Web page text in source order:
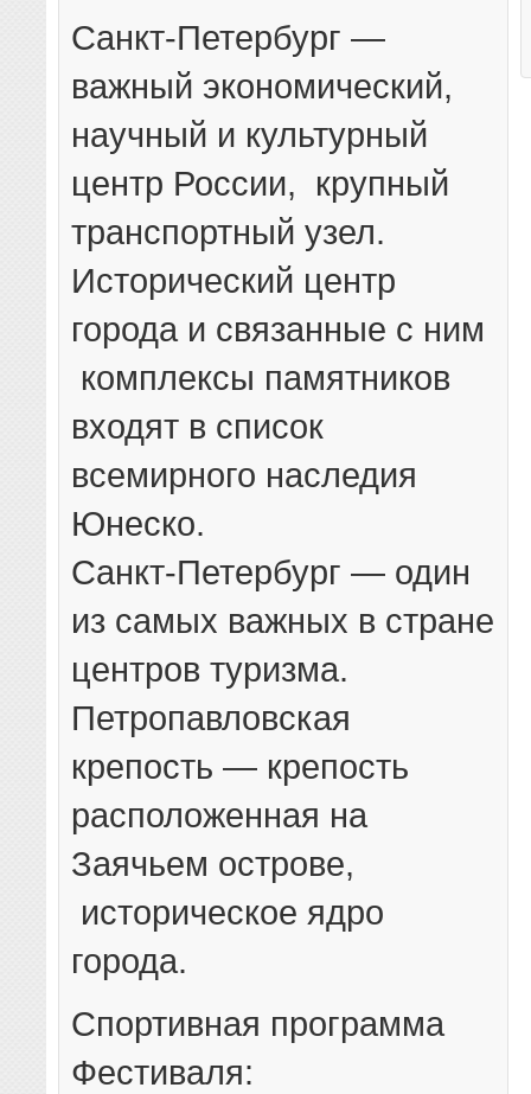
Санкт-Петербург —
важный экономический,
научный и культурный
центр России, крупный
транспортный узел.
Исторический центр
города и связанные с ним
комплексы памятников
входят в список
всемирного наследия
Юнеско.
Санкт-Петербург — один
из самых важных в стране
центров туризма.
Петропавловская
крепость — крепость
расположенная на
Заячьем острове,
историческое ядро
города.
Спортивная программа
Фестиваля: